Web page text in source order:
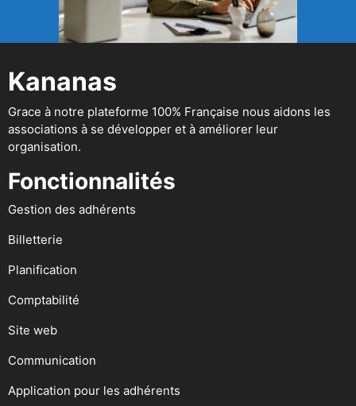
Kananas
Grace à notre plateforme 100% Française nous aidons les
associations à se développer et à améliorer leur
organisation.
Fonctionnalités
Gestion des adhérents
Billetterie
Planification
Comptabilité
Site web
Communication
Application pour les adhérents